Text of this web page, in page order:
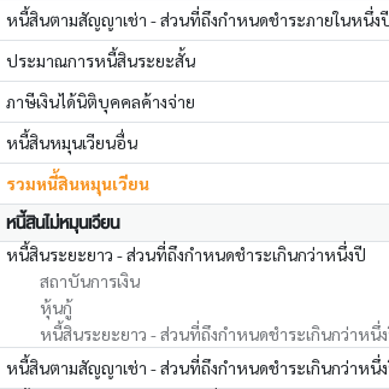
หนี้สินตามสัญญาเช่า - ส่วนที่ถึงกำหนดชำระภายในหนึ่ง
ประมาณการหนี้สินระยะสั้น
ภาษีเงินได้นิติบุคคลค้างจ่าย
หนี้สินหมุนเวียนอื่น
รวมหนี้สินหมุนเวียน
หนี้สินไม่หมุนเวียน
หนี้สินระยะยาว - ส่วนที่ถึงกำหนดชำระเกินกว่าหนึ่งปี
สถาบันการเงิน
หุ้นกู้
หนี้สินระยะยาว - ส่วนที่ถึงกำหนดชำระเกินกว่าหนึ่
หนี้สินตามสัญญาเช่า - ส่วนที่ถึงกำหนดชำระเกินกว่าหนึ่